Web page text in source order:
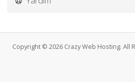
Copyright © 2026 Crazy Web Hosting. All